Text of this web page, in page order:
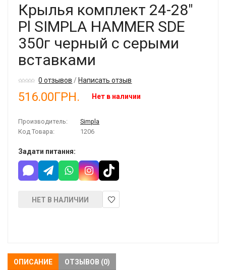
Крылья комплект 24-28"
Pl SIMPLA HAMMER SDE
350г черный с серыми
вставками
0 отзывов /Написать отзыв
516.00ГРН. Нет в наличии
Производитель:
Simpla
Код Товара:
1206
Задати питання:
НЕТ В НАЛИЧИИ
ОПИСАНИЕ ОТЗЫВОВ (0)